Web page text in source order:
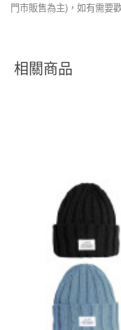
門市販售為主)，如有需要
相關商品